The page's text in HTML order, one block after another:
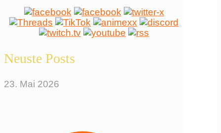
Neuste Posts
23. Mai 2026